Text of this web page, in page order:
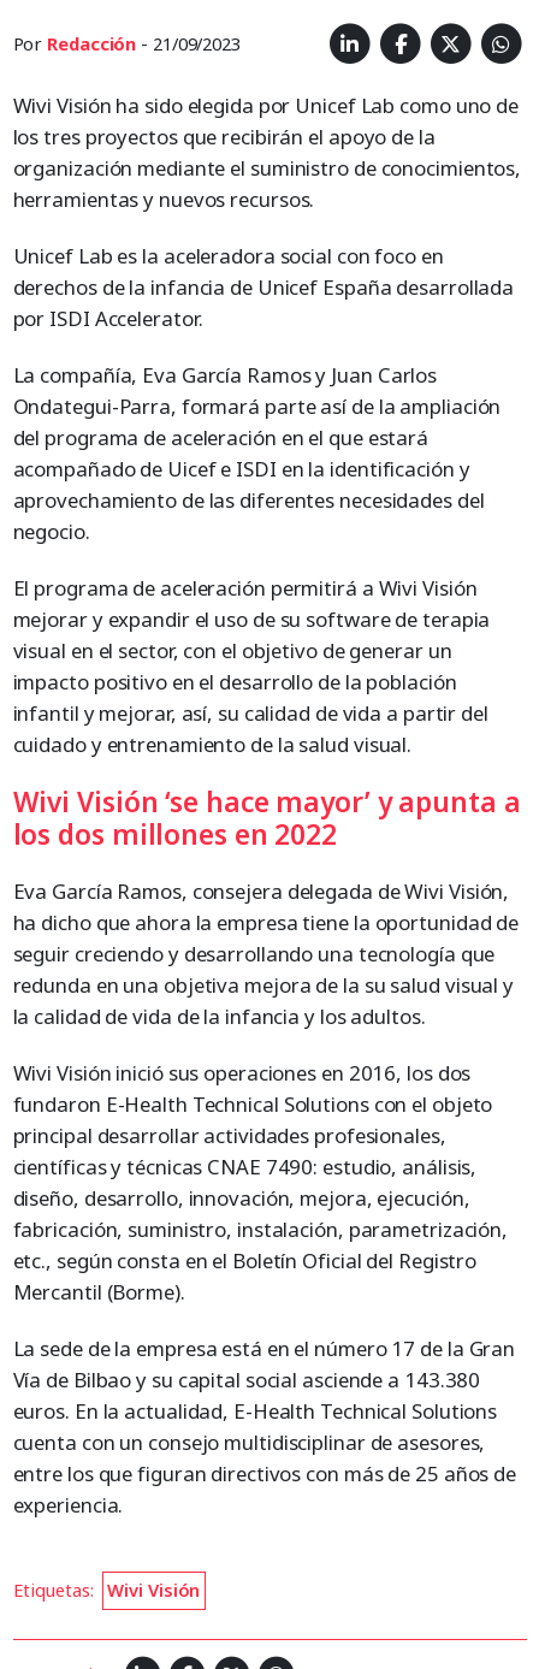
Por Redacción - 21/09/2023
Wivi Visión ha sido elegida por Unicef Lab como uno de
los tres proyectos que recibirán el apoyo de la
organización mediante el suministro de conocimientos,
herramientas y nuevos recursos.
Unicef Lab es la aceleradora social con foco en
derechos de la infancia de Unicef España desarrollada
por ISDI Accelerator.
La compañía, Eva García Ramos y Juan Carlos
Ondategui-Parra, formará parte así de la ampliación
del programa de aceleración en el que estará
acompañado de Uicef e ISDI en la identificación y
aprovechamiento de las diferentes necesidades del
negocio.
El programa de aceleración permitirá a Wivi Visión
mejorar y expandir el uso de su software de terapia
visual en el sector, con el objetivo de generar un
impacto positivo en el desarrollo de la población
infantil y mejorar, así, su calidad de vida a partir del
cuidado y entrenamiento de la salud visual.
Wivi Visión ‘se hace mayor’ y apunta a
los dos millones en 2022
Eva García Ramos, consejera delegada de Wivi Visión,
ha dicho que ahora la empresa tiene la oportunidad de
seguir creciendo y desarrollando una tecnología que
redunda en una objetiva mejora de la su salud visual y
la calidad de vida de la infancia y los adultos.
Wivi Visión inició sus operaciones en 2016, los dos
fundaron E-Health Technical Solutions con el objeto
principal desarrollar actividades profesionales,
científicas y técnicas CNAE 7490: estudio, análisis,
diseño, desarrollo, innovación, mejora, ejecución,
fabricación, suministro, instalación, parametrización,
etc., según consta en el Boletín Oficial del Registro
Mercantil (Borme).
La sede de la empresa está en el número 17 de la Gran
Vía de Bilbao y su capital social asciende a 143.380
euros. En la actualidad, E-Health Technical Solutions
cuenta con un consejo multidisciplinar de asesores,
entre los que figuran directivos con más de 25 años de
experiencia.
Etiquetas: Wivi Visión